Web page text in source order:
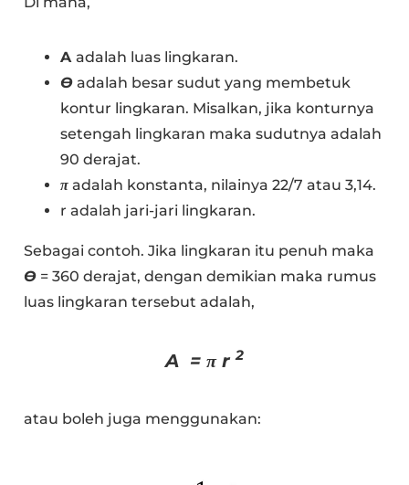
Aadalah luas lingkaran.
Ɵ adalah besar sudut yang membetuk
kontur lingkaran. Misalkan, jika konturnya
setengah lingkaran maka sudutnya adalah
90 derajat.
π adalah konstanta, nilainya 22/7 atau 3,14.
r adalah jari-jari lingkaran.
Sebagai contoh. Jika lingkaran itu penuh maka
Ɵ = 360 derajat, dengan demikian maka rumus
luas lingkaran tersebut adalah,
A = π r2
atau boleh juga menggunakan: